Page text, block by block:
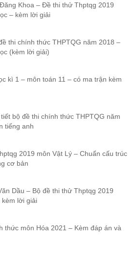
Khoa – Đề thi thử Thptqg 2019
– kèm lời giải
thi chính thức THPTQG năm 2018 –
(kèm lời giải)
kì 1 – môn toán 11 – có ma trận kèm
bộ đề thi chính thức THPTQG năm
tiếng anh
2019 môn Vật Lý – Chuẩn cấu trúc
cơ bản
Dầu – Bộ đề thi thử Thptqg 2019
kèm lời giải
thức môn Hóa 2021 – Kèm đáp án và